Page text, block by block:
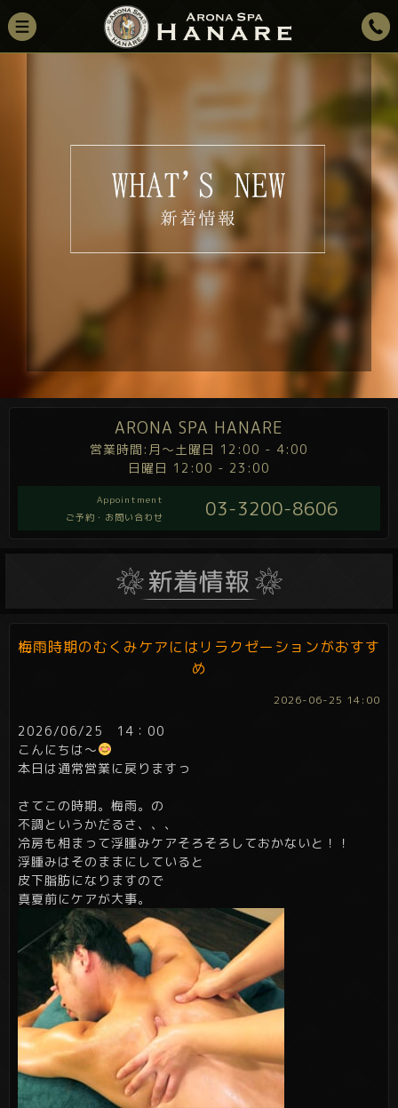
ARONA SPA HANARE
営業時間:月～土曜日 12:00 - 4:00
日曜日 12:00 - 23:00
Appointment
ご予約・お問い合わせ
03-3200-8606
梅雨時期のむくみケアにはリラクゼーションがおすす
め
2026-06-25 14:00
2026/06/25 14：00
こんにちは～
本日は通常営業に戻りますっ
さてこの時期。梅雨。の
不調というかだるさ、、、
冷房も相まって浮腫みケアそろそろしておかないと！！
浮腫みはそのままにしていると
皮下脂肪になりますので
真夏前にケアが大事。